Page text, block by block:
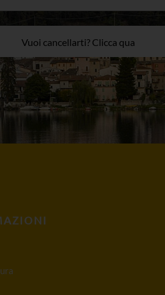
Vuoi cancellarti? Clicca qua